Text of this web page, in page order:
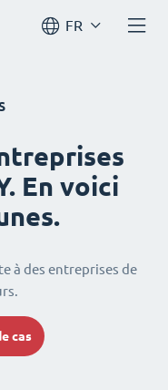
FR
En voici
à des entreprises de
cas